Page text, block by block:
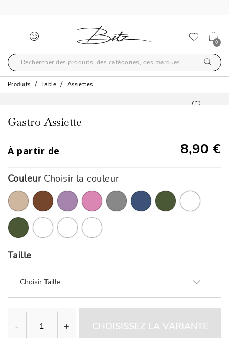
0
Produits Table Assiettes
Gastro Assiette
À partir de 8,90 €
Couleur Choisir la couleur
Taille
Choisir Taille
- + CHOISISSEZ LA VARIANTE